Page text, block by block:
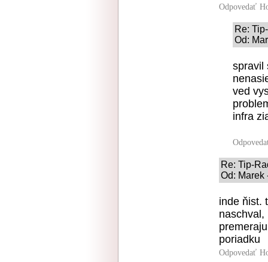
Odpovedať
Re:
Od:
spravil
ved
infra
Re: Tip-
Od: Marek
inde ňist.
naschval,
poriadku
Odpovedať